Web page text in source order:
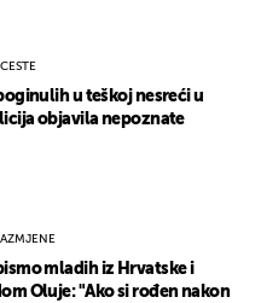
u teškoj nesreći u
objavila nepoznate
mladih iz Hrvatske i
Oluje: "Ako si rođen nakon